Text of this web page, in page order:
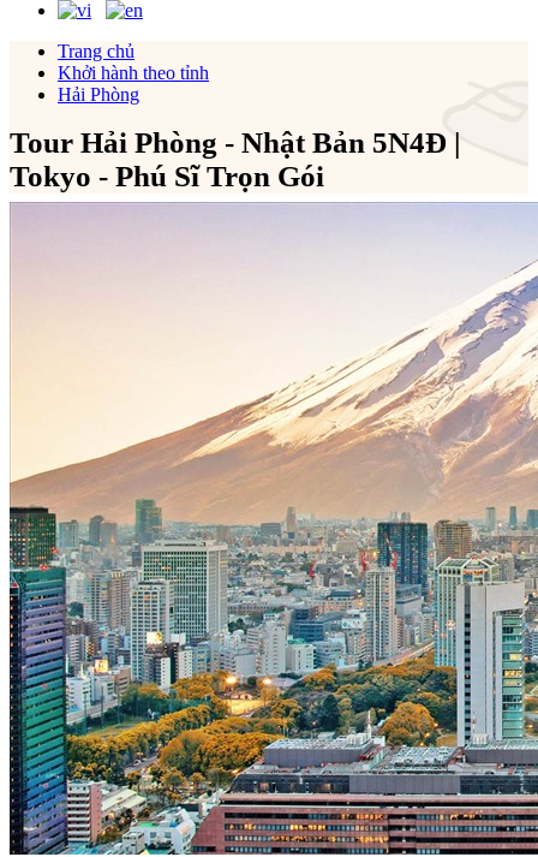
Trang chủ
Khởi hành theo tỉnh
Hải Phòng
Tour Hải Phòng - Nhật Bản 5N4Đ |
Tokyo - Phú Sĩ Trọn Gói